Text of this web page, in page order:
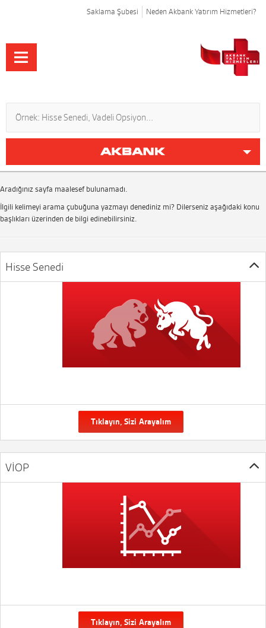
Saklama Şubesi Neden Akbank Yatırım Hizmetleri?
Aradığınız sayfa maalesef bulunamadı.
İlgili kelimeyi arama çubuğuna yazmayı denediniz mi? Dilerseniz aşağıdaki konu
başlıkları üzerinden de bilgi edinebilirsiniz.
Hisse Senedi
Tıklayın, Sizi Arayalım
VİOP
Tıklayın, Sizi Arayalım